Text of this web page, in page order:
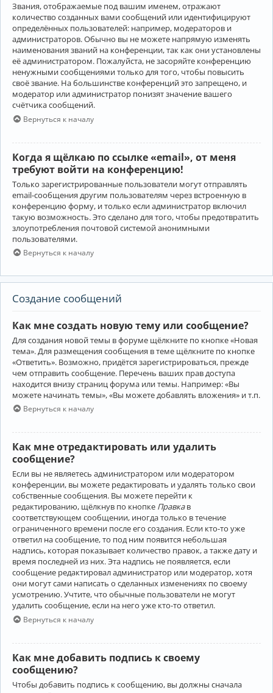
Звания, отображаемые под вашим именем, отражают
количество созданных вами сообщений или идентифицируют
определённых пользователей: например, модераторов и
администраторов. Обычно вы не можете напрямую изменять
наименования званий на конференции, так как они установлены
её администратором. Пожалуйста, не засоряйте конференцию
ненужными сообщениями только для того, чтобы повысить
своё звание. На большинстве конференций это запрещено, и
модератор или администратор понизят значение вашего
счётчика сообщений.
Вернуться к началу
Когда я щёлкаю по ссылке «email», от меня
требуют войти на конференцию!
Только зарегистрированные пользователи могут отправлять
email-сообщения другим пользователям через встроенную в
конференцию форму, и только если администратор включил
такую возможность. Это сделано для того, чтобы предотвратить
злоупотребления почтовой системой анонимными
пользователями.
Вернуться к началу
Создание сообщений
Как мне создать новую тему или сообщение?
Для создания новой темы в форуме щёлкните по кнопке «Новая
тема». Для размещения сообщения в теме щёлкните по кнопке
«Ответить». Возможно, придётся зарегистрироваться, прежде
чем отправить сообщение. Перечень ваших прав доступа
находится внизу страниц форума или темы. Например: «Вы
можете начинать темы», «Вы можете добавлять вложения» и т.п.
Вернуться к началу
Как мне отредактировать или удалить
сообщение?
Если вы не являетесь администратором или модератором
конференции, вы можете редактировать и удалять только свои
собственные сообщения. Вы можете перейти к
редактированию, щёлкнув по кнопке Правкав
соответствующем сообщении, иногда только в течение
ограниченного времени после его создания. Если кто-то уже
ответил на сообщение, то под ним появится небольшая
надпись, которая показывает количество правок, а также дату и
время последней из них. Эта надпись не появляется, если
сообщение редактировал администратор или модератор, хотя
они могут сами написать о сделанных изменениях по своему
усмотрению. Учтите, что обычные пользователи не могут
удалить сообщение, если на него уже кто-то ответил.
Вернуться к началу
Как мне добавить подпись к своему
сообщению?
Чтобы добавить подпись к сообщению, вы должны сначала